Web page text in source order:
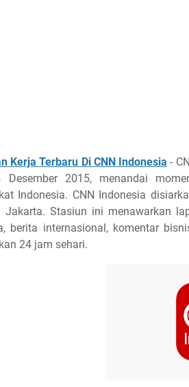
Kerja Terbaru Di CNN Indonesia -
Desember 2015, menandai
Indonesia. CNN Indonesia
Jakarta. Stasiun ini menawarkan
berita internasional, komentar
24 jam sehari.